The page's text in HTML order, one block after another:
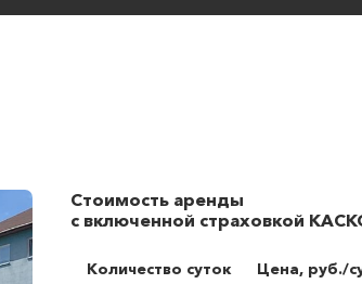
Стоимость аренды
с включенной страховкой
Количество суток
Цена, руб./